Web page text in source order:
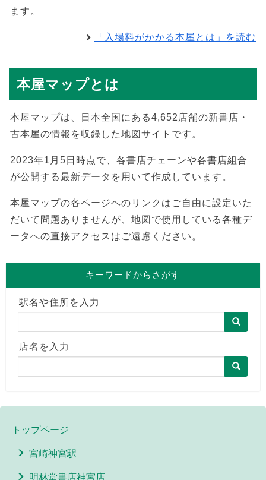
ます。
「入場料がかかる本屋とは」を読む
本屋マップとは
本屋マップは、日本全国にある4,652店舗の新書店・
古本屋の情報を収録した地図サイトです。
2023年1月5日時点で、各書店チェーンや各書店組合
が公開する最新データを用いて作成しています。
本屋マップの各ページヘのリンクはご自由に設定いた
だいて問題ありませんが、地図で使用している各種デ
ータへの直接アクセスはご遠慮ください。
キーワードからさがす
駅名や住所を入力
店名を入力
トップページ
宮崎神宮駅
明林堂書店神宮店